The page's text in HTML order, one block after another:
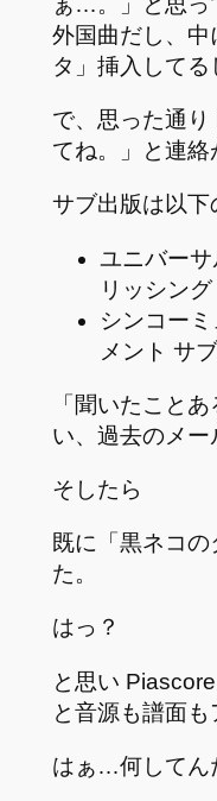
外国曲だし、
タ」挿入してる
で、思った通
てね。」と連絡
サブ出版は以下
ユニバー
リッシン
シンコー
メント サ
「聞いたこと
い、過去のメー
そしたら
既に「黒ネコ
た。
はっ？
と思い
と音源も譜面も
はぁ…何してん